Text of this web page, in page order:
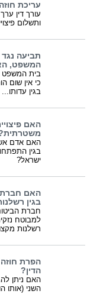
עריכת
עורך דין
ותשלום
תביעה
המשפט,
בית המשפט
כי אין שום
בגין עדותו...
האם
האם אדם
בגין
ישראל?
האם חברת
בגין
חברת
למבוטח
רשלנות
הפרת
הדין?
האם ניתן
השני (אותו